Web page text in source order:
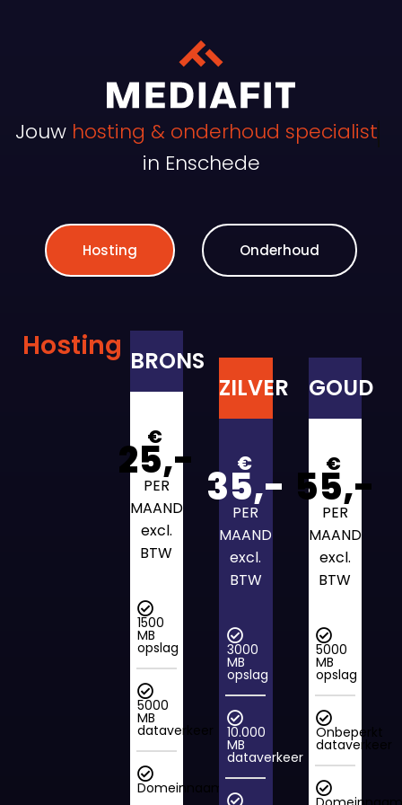
Jouw hosting & onderhoud specialist
in Enschede
BRONS
25,-
PER
MAAND
excl.
BTW
MB
opslag
5000
MB
dataverkeer
Domeinnaam
ZILVER
35,-
PER
MAAND
excl.
BTW
MB
opslag
10.000
MB
dataverkeer
Domeinnaam
GOUD
55,-
PER
MAAND
excl.
BTW
MB
opslag
Onbeperkt
dataverkeer